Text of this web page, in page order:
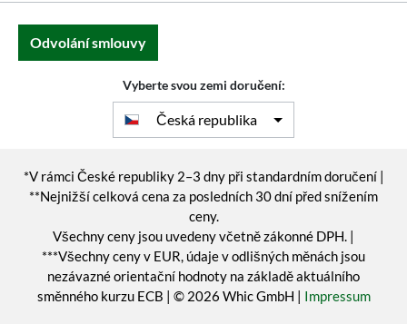
Odvolání smlouvy
Vyberte svou zemi doručení:
Česká republika
*V rámci České republiky 2–3 dny při standardním doručení |
**Nejnižší celková cena za posledních 30 dní před snížením
ceny.
Všechny ceny jsou uvedeny včetně zákonné DPH. |
***Všechny ceny v EUR, údaje v odlišných měnách jsou
nezávazné orientační hodnoty na základě aktuálního
směnného kurzu ECB | © 2026 Whic GmbH | Impressum